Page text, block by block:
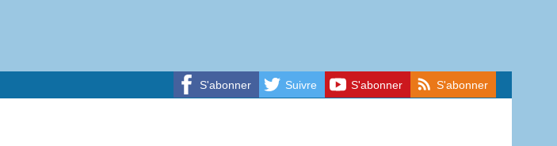
S'abonner Suivre S'abonner S'abonner